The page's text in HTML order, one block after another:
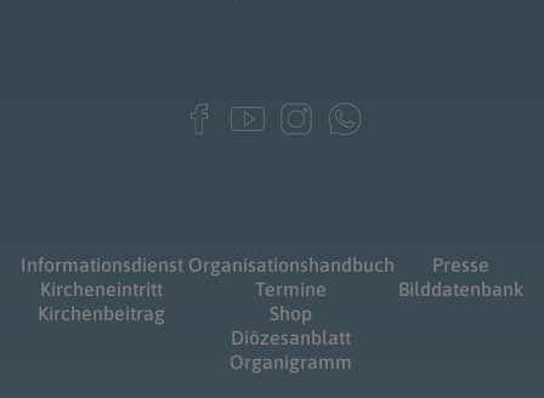
Informationsdienst
Kircheneintritt
Kirchenbeitrag
Organisationshandbuch
Termine
Shop
Diözesanblatt
Organigramm
Presse
Bilddatenbank